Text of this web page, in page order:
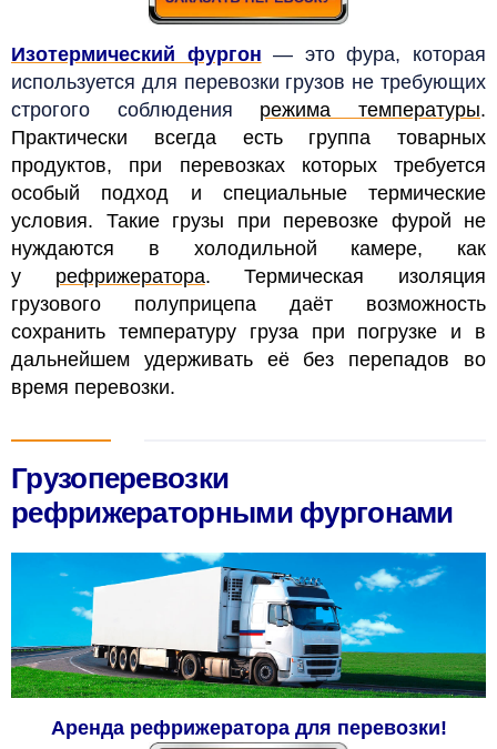
Изотермический фургон — это фура, которая
используется для перевозки грузов не требующих
строгого соблюдения режима температуры.
Практически всегда есть группа товарных
продуктов, при перевозках которых требуется
особый подход и специальные термические
условия. Такие грузы при перевозке фурой не
нуждаются в холодильной камере, как
у рефрижератора. Термическая изоляция
грузового полуприцепа даёт возможность
сохранить температуру груза при погрузке и в
дальнейшем удерживать её без перепадов во
время перевозки.
Грузоперевозки
рефрижераторными фургонами
Аренда рефрижератора для перевозки!